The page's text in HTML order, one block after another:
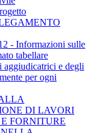
- Informazioni sulle
tabellare
aggiudicatrici e degli
per ogni
DI LAVORI
FORNITURE